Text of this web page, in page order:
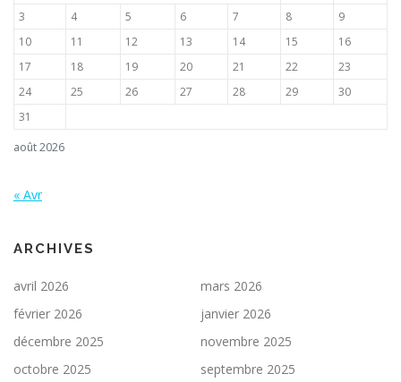
août 2026
3
4 5 6 7 8
9
10
11 12 13 14 15
16
17
18 19 20 21 22
23
24
25 26 27 28 29
30
31
« Avr
ARCHIVES
avril 2026
mars 2026
février 2026
janvier 2026
décembre 2025
novembre 2025
octobre 2025
septembre 2025